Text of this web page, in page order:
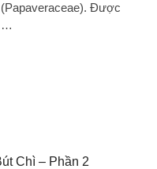
Được
…
Chì – Phần 2